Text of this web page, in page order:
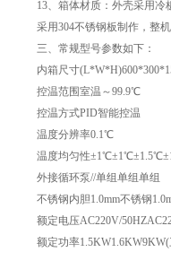
13、箱体材质：外壳采用
采用304不锈钢板制作，整
三、常规型号参数如下：
内箱尺寸
控温范围室温～99.9℃
控温方式PID智能控温
温度分辨率0.1℃
温度均匀性
外接循环泵//单组单组单组
不锈钢内胆1.0mm不锈钢
额定电压AC220V/
额定功率